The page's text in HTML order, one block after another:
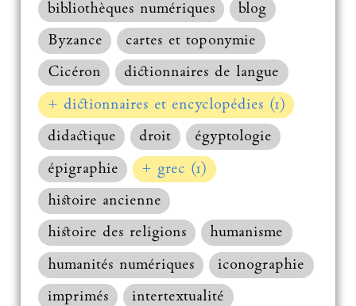
bibliothèques numériques
blog
Byzance
cartes et toponymie
Cicéron
dictionnaires de langue
+ dictionnaires et encyclopédies (1)
didactique
droit
égyptologie
épigraphie
+ grec (1)
histoire ancienne
histoire des religions
humanisme
humanités numériques
iconographie
imprimés
intertextualité